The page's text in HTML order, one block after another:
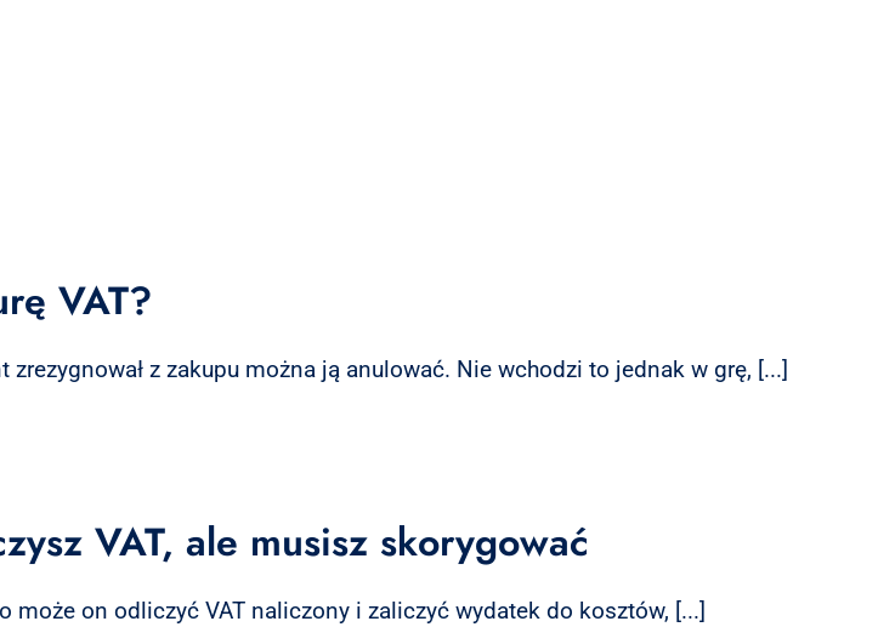
VAT?
z zakupu można ją anulować. Nie wchodzi to jednak w grę, [...]
VAT, ale musisz skorygować
on odliczyć VAT naliczony i zaliczyć wydatek do kosztów, [...]